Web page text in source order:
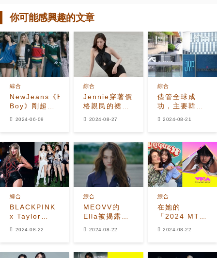
你可能感興趣的文章
NewJeans《Hype
Boy》剛超越
IVE的《Love
代歌曲歷史上
播放量最高的
歌曲
綜合
2024-06-09
Jennie穿著價
格親民的裙子
在新的
綜合
2024-08-27
儘管全球成
功，主要韓流
娛樂公司面臨
綜合
2024-08-21
BLACKPINK
x Taylor
Swift 即將合
綜合
2024-08-22
MEOVV的
Ella被揭露：
韓國網民稱讚
綜合
2024-08-22
在她的
「2024 MTV
VMAs」獨唱
Rosalía分享
綜合
2024-08-22